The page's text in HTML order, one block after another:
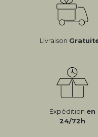
Livraison
Expédition en
24/72h